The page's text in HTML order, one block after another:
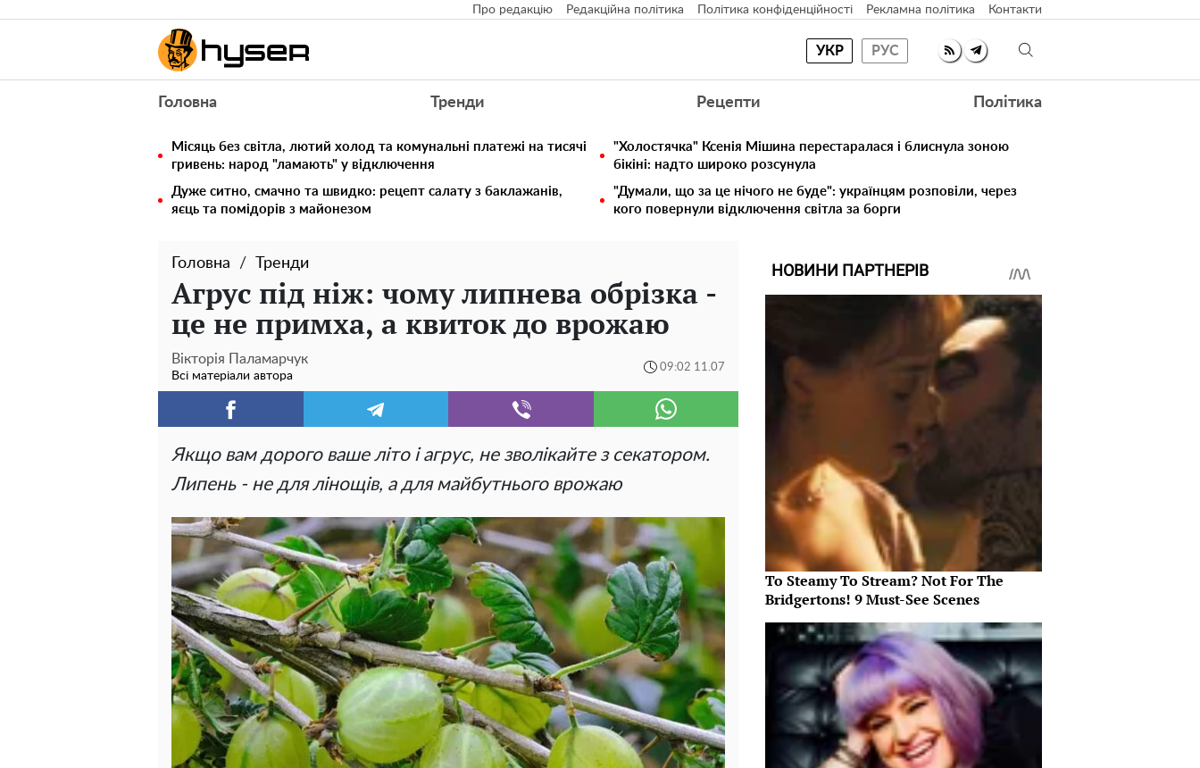
Про редакцію Редакційна політика Політика конфіденційності Рекламна політика Контакти
УКР РУС
Головна Тренди Рецепти Політика
Місяць без світла, лютий холод та комунальні платежі на тисячі
гривень: народ "ламають" у відключення
"Холостячка" Ксенія Мішина перестаралася і блиснула зоною
бікіні: надто широко розсунула
Дуже ситно, смачно та швидко: рецепт салату з баклажанів,
яєць та помідорів з майонезом
"Думали, що за це нічого не буде": українцям розповіли, через
кого повернули відключення світла за борги
Головна Тренди
Агрус під ніж: чому липнева обрізка -
це не примха, а квиток до врожаю
Вікторія Паламарчук
Всі матеріали автора
09:02 11.07
Якщо вам дорого ваше літо і агрус, не зволікайте з секатором.
Липень - не для лінощів, а для майбутнього врожаю
НОВИНИ ПАРТНЕРІВ
To Steamy To Stream? Not For The
Bridgertons! 9 Must-See Scenes